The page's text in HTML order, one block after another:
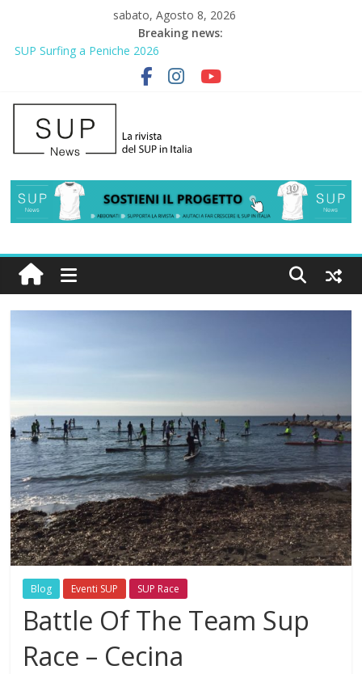
sabato, Agosto 8, 2026
Breaking news:
SUP Surfing a Peniche 2026
AirSUP a Gallico: prima storica gara per Reggio Calabria
Gallico Paddle Fest 2026: sul lungomare di Gallico torna la festa
del SUP
Porto Selvaggio, a lezione di soccorso con la giornata della
prevenzione
2° Urban Sup Trophy: la regata solidale per lo IOR
Blog Eventi SUP SUP Race
Battle Of The Team Sup
Race – Cecina